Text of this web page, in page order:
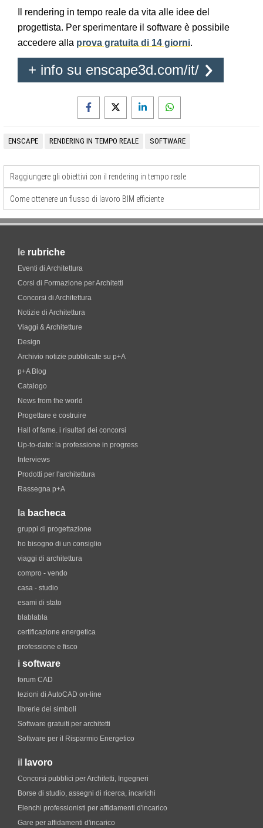
Il rendering in tempo reale da vita alle idee del
progettista. Per sperimentare il software è possibile
accedere alla prova gratuita di 14 giorni.
+ info su enscape3d.com/it/
ENSCAPE RENDERING IN TEMPO REALE SOFTWARE
Raggiungere gli obiettivi con il rendering in tempo reale
Come ottenere un flusso di lavoro BIM efficiente
le rubriche
Eventi di Architettura
Corsi di Formazione per Architetti
Concorsi di Architettura
Notizie di Architettura
Viaggi & Architetture
Design
Archivio notizie pubblicate su p+A
p+A Blog
Catalogo
News from the world
Progettare e costruire
Hall of fame. i risultati dei concorsi
Up-to-date: la professione in progress
Interviews
Prodotti per l'architettura
Rassegna p+A
la bacheca
gruppi di progettazione
ho bisogno di un consiglio
viaggi di architettura
compro - vendo
casa - studio
esami di stato
blablabla
certificazione energetica
professione e fisco
i software
forum CAD
lezioni di AutoCAD on-line
librerie dei simboli
Software gratuiti per architetti
Software per il Risparmio Energetico
il lavoro
Concorsi pubblici per Architetti, Ingegneri
Borse di studio, assegni di ricerca, incarichi
Elenchi professionisti per affidamenti d'incarico
Gare per affidamenti d'incarico